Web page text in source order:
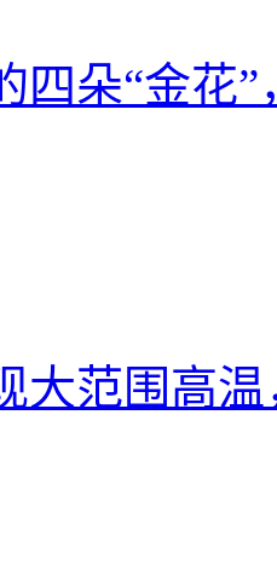
四朵“金花
大范围高